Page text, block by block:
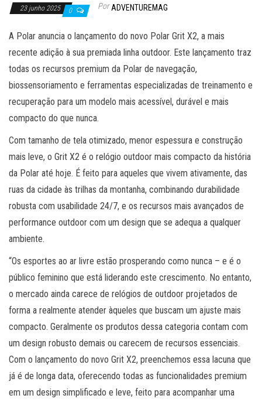
23 junho 2025 0 Por ADVENTUREMAG
A Polar anuncia o lançamento do novo Polar Grit X2, a mais
recente adição à sua premiada linha outdoor. Este lançamento traz
todas os recursos premium da Polar de navegação,
biossensoriamento e ferramentas especializadas de treinamento e
recuperação para um modelo mais acessível, durável e mais
compacto do que nunca.
Com tamanho de tela otimizado, menor espessura e construção
mais leve, o Grit X2 é o relógio outdoor mais compacto da história
da Polar até hoje. É feito para aqueles que vivem ativamente, das
ruas da cidade às trilhas da montanha, combinando durabilidade
robusta com usabilidade 24/7, e os recursos mais avançados de
performance outdoor com um design que se adequa a qualquer
ambiente.
“Os esportes ao ar livre estão prosperando como nunca – e é o
público feminino que está liderando este crescimento. No entanto,
o mercado ainda carece de relógios de outdoor projetados de
forma a realmente atender àqueles que buscam um ajuste mais
compacto. Geralmente os produtos dessa categoria contam com
um design robusto demais ou carecem de recursos essenciais.
Com o lançamento do novo Grit X2, preenchemos essa lacuna que
já é de longa data, oferecendo todas as funcionalidades premium
em um design simplificado e leve, feito para acompanhar uma